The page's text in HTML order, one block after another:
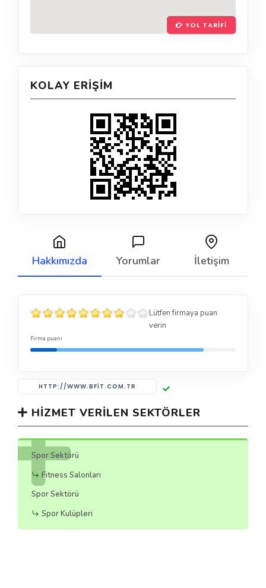
YOL TARIFI
KOLAY ERIŞIM
Hakkımızda Yorumlar İletişim
Lütfen firmaya puan
verin
Firma puanı
HTTP://WWW.BFIT.COM.TR
HIZMET VERILEN SEKTÖRLER
Spor Sektörü
Fitness Salonları
Spor Sektörü
Spor Kulüpleri